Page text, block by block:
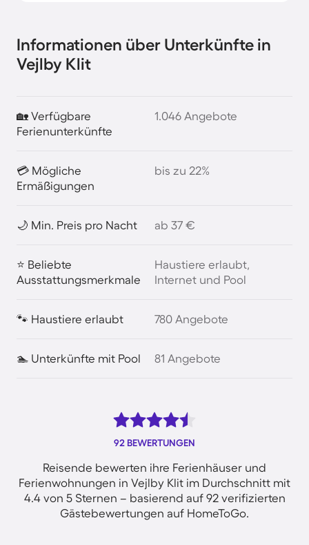
Informationen über Unterkünfte in
Vejlby Klit
🏡 Verfügbare
Ferienunterkünfte
1.046 Angebote
💳 Mögliche
Ermäßigungen
bis zu 22%
🌙 Min. Preis pro Nacht ab 37 €
⭐ Beliebte
Ausstattungsmerkmale
Haustiere erlaubt,
Internet und Pool
🐾 Haustiere erlaubt 780 Angebote
🏊 Unterkünfte mit Pool 81 Angebote
92 BEWERTUNGEN
Reisende bewerten ihre Ferienhäuser und
Ferienwohnungen in Vejlby Klit im Durchschnitt mit
4.4 von 5 Sternen – basierend auf 92 verifizierten
Gästebewertungen auf HomeToGo.